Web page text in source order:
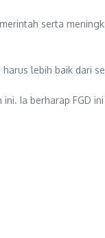
serta
lebih baik dari
Ia berharap FGD